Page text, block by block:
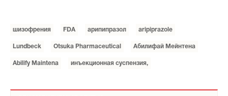
шизофрения FDA арипипразол aripiprazole
Lundbeck Otsuka Pharmaceutical Абилифай Мейнтена
Abilify Maintena инъекционная суспензия,